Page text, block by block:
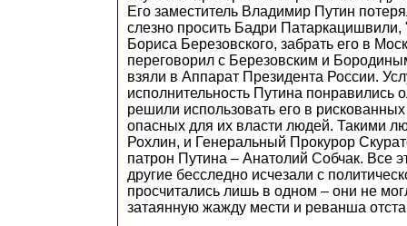
Его заместитель Владимир Путин
слезно просить Бадри Патаркацишвили,
Бориса Березовского, забрать его в
переговорил с Березовским и
взяли в Аппарат Президента России.
исполнительность Путина понравились
решили использовать его в
опасных для их власти людей. Такими
Рохлин, и Генеральный Прокурор
патрон Путина – Анатолий Собчак. Все
другие бесследно исчезали с
просчитались лишь в одном – они не
затаянную жажду мести и реванша